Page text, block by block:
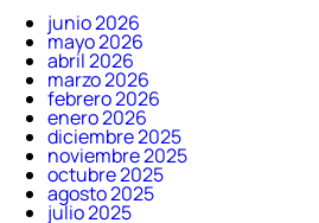
junio 2026
mayo 2026
abril 2026
marzo 2026
febrero 2026
enero 2026
diciembre 2025
noviembre 2025
octubre 2025
agosto 2025
julio 2025